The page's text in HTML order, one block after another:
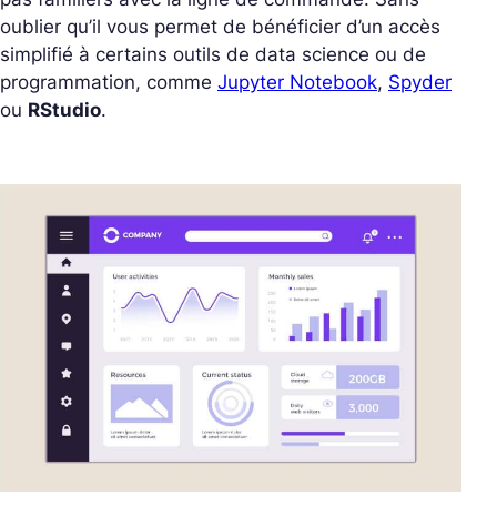
oublier qu’il vous permet de bénéficier d’un accès
simplifié à certains outils de data science ou de
programmation, comme Jupyter Notebook, Spyder
ou RStudio.